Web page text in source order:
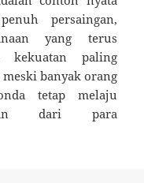
persaingan,
yang terus
kekuatan paling
banyak orang
tetap melaju
dari para